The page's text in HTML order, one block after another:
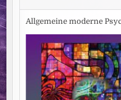
Allgemeine moderne